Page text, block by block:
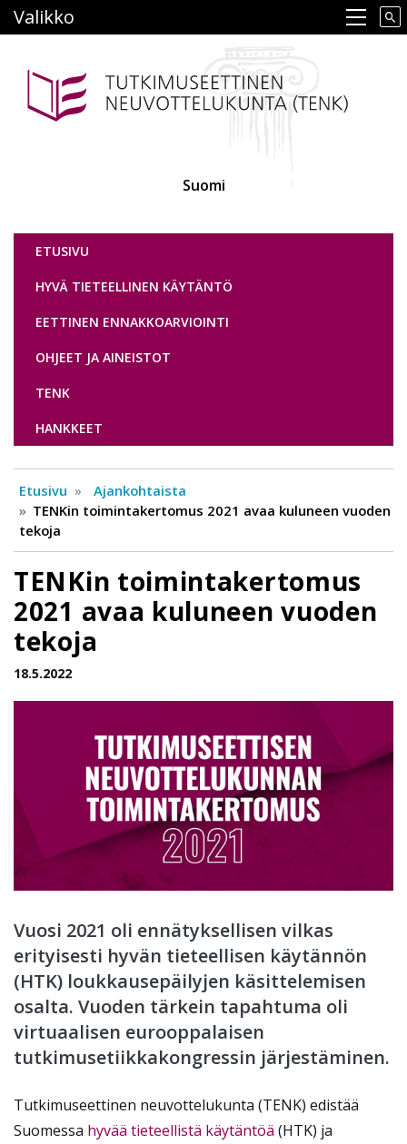
pääsisältöön
Main navigation
Valikko
Suomi
Tutkimuseettinen neuvottelukunta
ETUSIVU
HYVÄ TIETEELLINEN KÄYTÄNTÖ
EETTINEN ENNAKKOARVIOINTI
OHJEET JA AINEISTOT
TENK
HANKKEET
Etusivu
Ajankohtaista
TENKin toimintakertomus 2021 avaa kuluneen vuoden
tekoja
TENKin toimintakertomus
2021 avaa kuluneen vuoden
tekoja
18.5.2022
Vuosi 2021 oli ennätyksellisen vilkas
erityisesti hyvän tieteellisen käytännön
(HTK) loukkausepäilyjen käsittelemisen
osalta. Vuoden tärkein tapahtuma oli
virtuaalisen eurooppalaisen
tutkimusetiikkakongressin järjestäminen.
Tutkimuseettinen neuvottelukunta (TENK) edistää
Suomessa hyvää tieteellistä käytäntöä (HTK) ja